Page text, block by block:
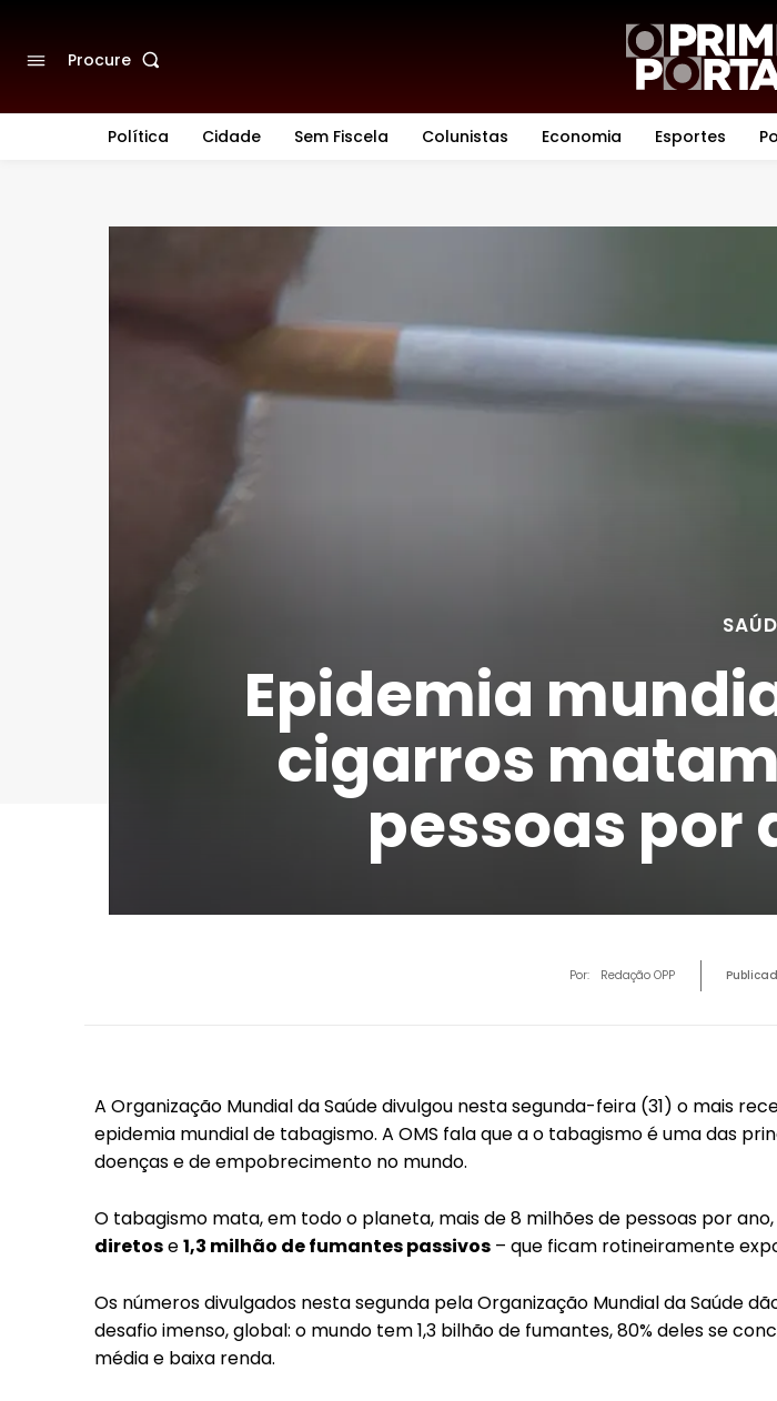
Procure
Política Cidade Sem Fiscela Colunistas Economia Esportes
Epidemia
cigarros
pessoas por
Por: Redação OPP
A Organização Mundial da Saúde divulgou nesta segunda-feira (31) o mais
epidemia mundial de tabagismo. A OMS fala que a o tabagismo é uma das
doenças e de empobrecimento no mundo.
O tabagismo mata, em todo o planeta, mais de 8 milhões de pessoas por ano,
diretose1,3 milhão de fumantes passivos – que ficam rotineiramente
Os números divulgados nesta segunda pela Organização Mundial da Saúde
desafio imenso, global: o mundo tem 1,3 bilhão de fumantes, 80% deles se
média e baixa renda.